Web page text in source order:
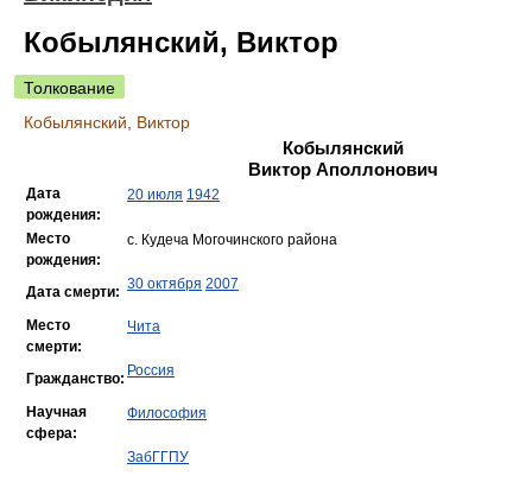
Кобылянский, Виктор
Толкование
Кобылянский, Виктор
Кобылянский
Виктор Аполлонович
Дата
рождения:
20 июля 1942
Место
рождения:
с. Кудеча Могочинского района
Дата смерти: 30 октября 2007
Место
смерти:
Чита
Гражданство: Россия
Научная
сфера:
Философия
ЗабГГПУ